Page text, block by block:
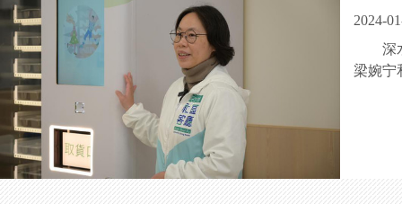
2024-
深
梁婉宁